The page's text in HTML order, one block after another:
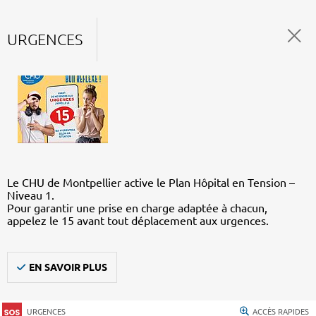
URGENCES
Le CHU de Montpellier active le Plan Hôpital en Tension –
Niveau 1.
Pour garantir une prise en charge adaptée à chacun,
appelez le 15 avant tout déplacement aux urgences.
EN SAVOIR PLUS
URGENCES ACCÈS RAPIDES